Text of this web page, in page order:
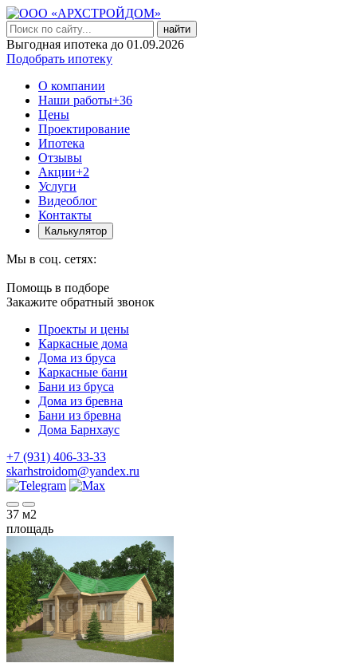
найти
Выгодная ипотека до 01.09.2026
Подобрать ипотеку
О компании
Наши работы+36
Цены
Проектирование
Ипотека
Отзывы
Акции+2
Услуги
Видеоблог
Контакты
Калькулятор
Мы в соц. сетях:
Помощь в подборе
Закажите обратный звонок
Проекты и цены
Каркасные дома
Дома из бруса
Каркасные бани
Бани из бруса
Дома из бревна
Бани из бревна
Дома Барнхаус
+7 (931) 406-33-33
skarhstroidom@yandex.ru
37 м2
площадь